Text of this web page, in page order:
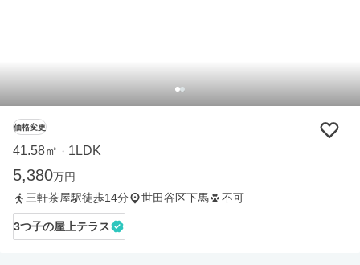
価格変更
41.58㎡ ・ 1LDK
5,380万円
三軒茶屋駅徒歩14分
世田谷区下馬 不可
3つ子の屋上テラス